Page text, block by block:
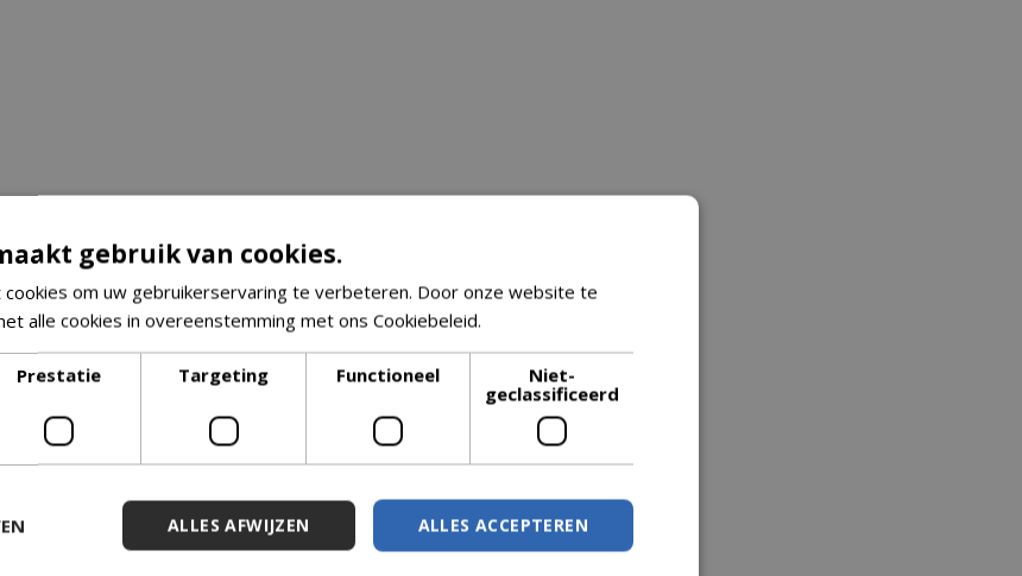
gebruik van cookies.
om uw gebruikerservaring te verbeteren. Door onze website te
alle cookies in overeenstemming met ons Cookiebeleid.
Prestatie Targeting Functioneel
Niet-
geclassificeerd
ALLES ACCEPTEREN
ALLES AFWIJZEN